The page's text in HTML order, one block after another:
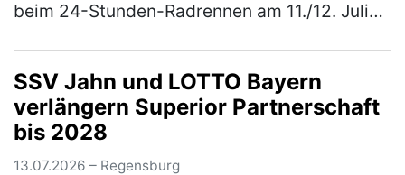
beim 24-Stunden-Radrennen am 11./12. Juli
SSV Jahn und LOTTO Bayern
verlängern Superior Partnerschaft
bis 2028
13.07.2026 – Regensburg